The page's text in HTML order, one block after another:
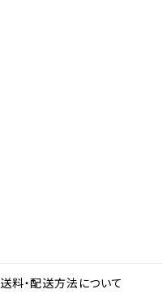
送料・配送方法について